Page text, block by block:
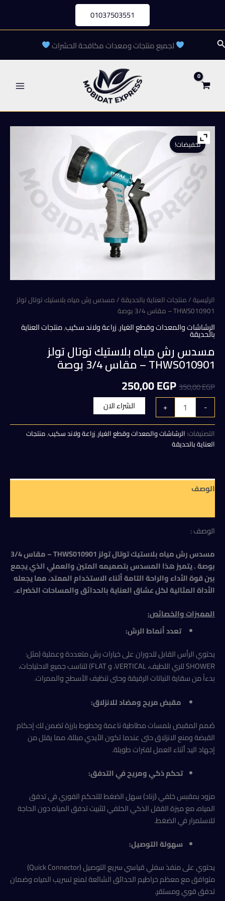
المحتوى
01037503551
البحث لجميع منتجات ومعدات مكافحة الحشرات
تخفيضات!
الرئيسية/منتجات العناية بالحديقة/ مسدس رش مياه بلاستيك توتال تولز
THWS010901 – مقاس 3/4 بوصة
الرشاشات والمعدات وقطع الغيار,زراعة ولاند سكيب,منتجات العناية
بالحديقة
مسدس رش مياه بلاستيك توتال تولز
THWS010901 – مقاس 3/4 بوصة
350,00EGP
السعر
الأصلي
هو:
350,00 EGP.
250,00EGP
الحالي
هو:
250,00 EGP.
-
كمية
مسدس
رش
مياه
بلاستيك
توتال
–
مقاس
+ الشراء الان
التصنيفات: الرشاشات والمعدات وقطع الغيار,زراعة ولاند سكيب,منتجات
العناية بالحديقة
الوصف
الوصف :
مسدس رش مياه بلاستيك توتال تولز THWS010901 – مقاس 3/4
بوصة . يتميز هذا المسدس بتصميمه المتين والعملي الذي يجمع
بين قوة الأداء والراحة التامة أثناء الاستخدام الممتد، مما يجعله
الأداة المثالية لكل عشاق العناية بالحدائق والمساحات الخضراء.
المميزات والخصائص:
تعدد أنماط الرش:
يحتوي الرأس القابل للدوران على خيارات رش متعددة وعملية (مثل:
SHOWER للري اللطيف، VERTICAL، و FLAT) لتناسب جميع الاحتياجات،
بدءاً من سقاية النباتات الرقيقة وحتى تنظيف الأسطح والممرات.
مقبض مريح ومضاد للانزلاق:
صُمم المقبض بلمسات مطاطية ناعمة وخطوط بارزة تضمن لك إحكام
القبضة ومنع الانزلاق حتى عندما تكون الأيدي مبللة، مما يقلل من
إجهاد اليد أثناء العمل لفترات طويلة.
تحكم ذكي ومريح في التدفق:
مزود بمقبس خلفي (زناد) سهل الضغط للتحكم الفوري في تدفق
المياه، مع ميزة القفل الذكي الخلفي لتثبيت تدفق المياه دون الحاجة
للاستمرار في الضغط.
سهولة التوصيل:
يحتوي على منفذ سفلي قياسي سريع التوصيل (Quick Connector)
متوافق مع معظم خراطيم الحدائق الشائعة لمنع تسريب المياه وضمان
تدفق قوي ومستقر.